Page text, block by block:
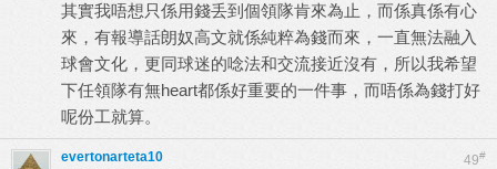
其實我唔想只係用錢丢到個領隊肯來為止，而係真係有心
來，有報導話朗奴高文就係純粹為錢而來，一直無法融入
球會文化，更同球迷的唸法和交流接近沒有，所以我希望
下任領隊有無heart都係好重要的一件事，而唔係為錢打好
呢份工就算。
49#
evertonarteta10